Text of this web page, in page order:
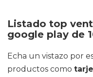
Listado top
google play de
Echa un vistazo por
productos como